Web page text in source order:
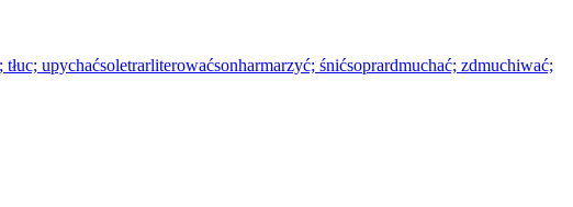
tłuc; upychaćsoletrarliterowaćsonharmarzyć; śnićsoprardmuchać; zdmuchiwać;